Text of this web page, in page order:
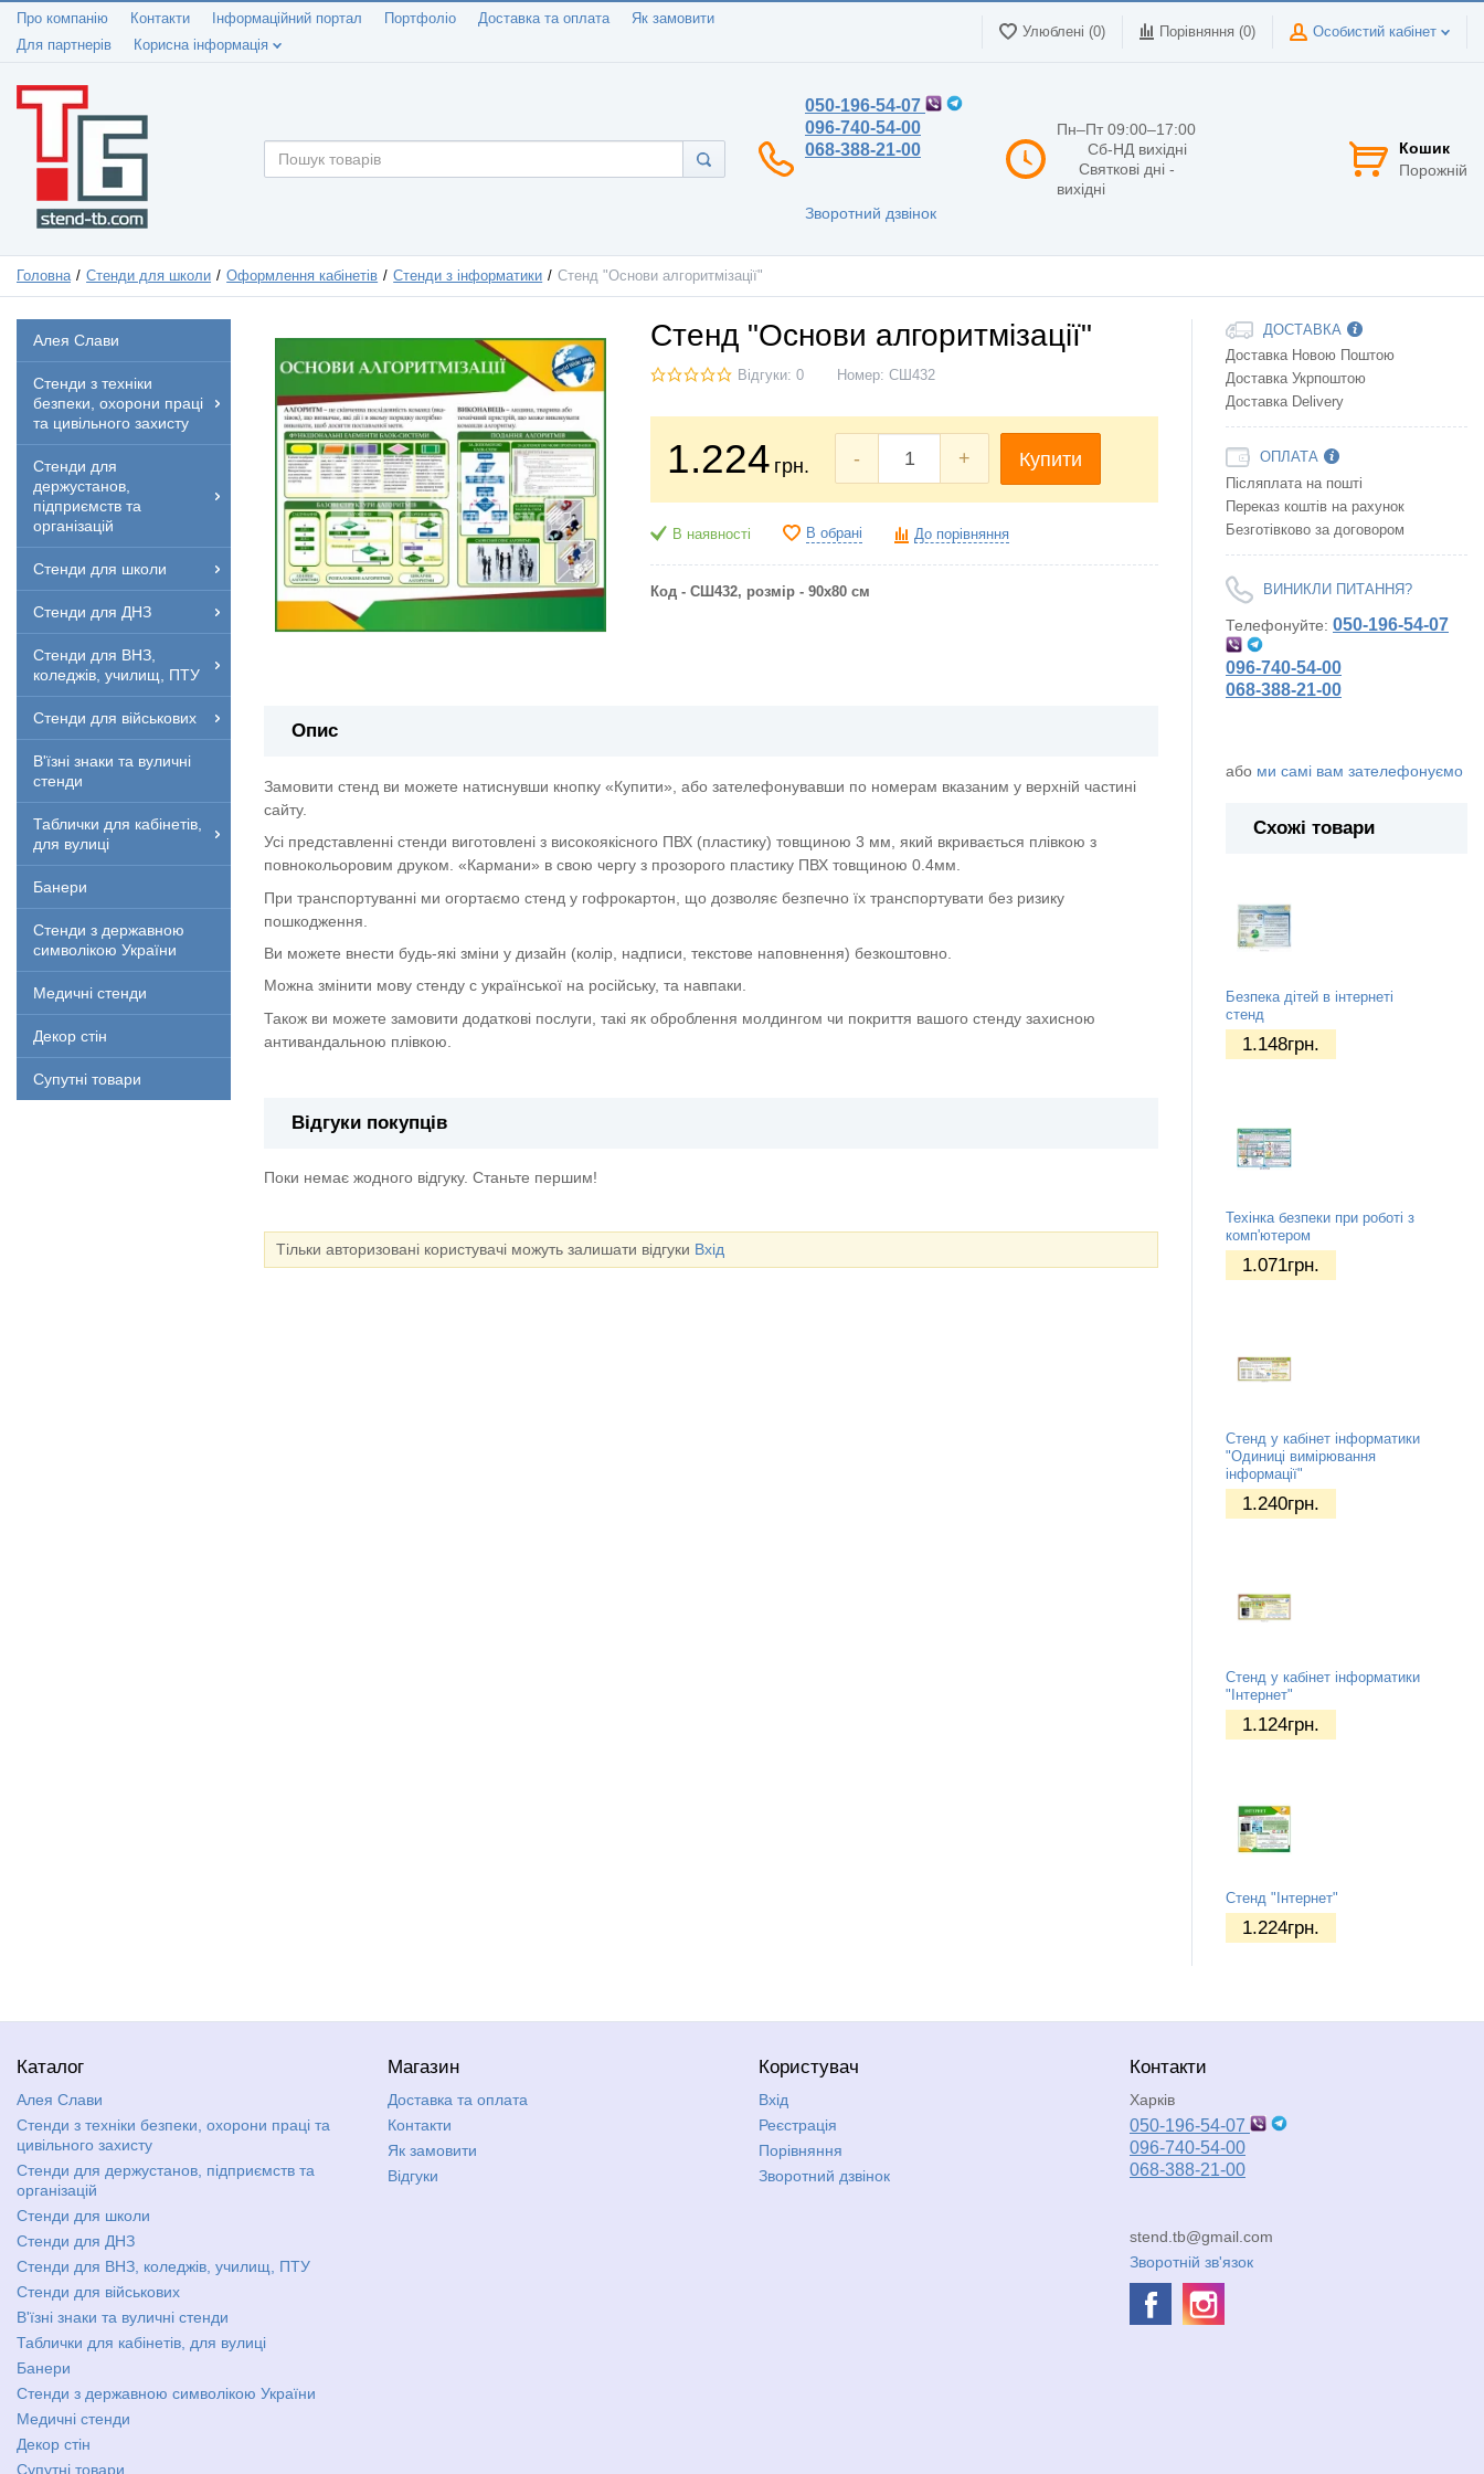
Про компанію Контакти Інформаційний портал Портфоліо Доставка та оплата
Як замовити
Для партнерів
Корисна інформація
Улюблені (0) Порівняння (0) Особистий кабінет
050-196-54-07
096-740-54-00
068-388-21-00
Зворотний дзвінок
Пн–Пт 09:00–17:00
Сб-НД вихідні
Святкові дні -
вихідні
Кошик
Порожній
Головна Стенди для школи Оформлення кабінетів Стенди з інформатики Стенд "Основи алгоритмізації"
Алея Слави
Стенди з техніки
безпеки, охорони праці
та цивільного захисту
Стенди для
держустанов,
підприємств та
організацій
Стенди для школи
Стенди для ДНЗ
Стенди для ВНЗ,
коледжів, училищ, ПТУ
Стенди для військових
В'їзні знаки та вуличні
стенди
Таблички для кабінетів,
для вулиці
Банери
Стенди з державною
символікою України
Медичні стенди
Декор стін
Супутні товари
Стенд "Основи алгоритмізації"
Відгуки: 0 Номер: СШ432
1.224 грн. - + Купити
В наявності В обрані До порівняння
Код - СШ432, розмір - 90х80 см
Опис
Замовити стенд ви можете натиснувши кнопку «Купити», або зателефонувавши по номерам вказаним у верхній частині
сайту.
Усі представленні стенди виготовлені з високоякісного ПВХ (пластику) товщиною 3 мм, який вкривається плівкою з
повнокольоровим друком. «Кармани» в свою чергу з прозорого пластику ПВХ товщиною 0.4мм.
При транспортуванні ми огортаємо стенд у гофрокартон, що дозволяє безпечно їх транспортувати без ризику
пошкодження.
Ви можете внести будь-які зміни у дизайн (колір, надписи, текстове наповнення) безкоштовно.
Можна змінити мову стенду с української на російську, та навпаки.
Також ви можете замовити додаткові послуги, такі як оброблення молдингом чи покриття вашого стенду захисною
антивандальною плівкою.
Відгуки покупців
Поки немає жодного відгуку. Станьте першим!
Тільки авторизовані користувачі можуть залишати відгуки Вхід
ДОСТАВКА
Доставка Новою Поштою
Доставка Укрпоштою
Доставка Delivery
ОПЛАТА
Післяплата на пошті
Переказ коштів на рахунок
Безготівково за договором
ВИНИКЛИ ПИТАННЯ?
Телефонуйте: 050-196-54-07
096-740-54-00
068-388-21-00
або ми самі вам зателефонуємо
Схожі товари
Безпека дітей в інтернеті
стенд
1.148грн.
Техінка безпеки при роботі з
комп'ютером
1.071грн.
Стенд у кабінет інформатики
"Одиниці вимірювання
інформації"
1.240грн.
Стенд у кабінет інформатики
"Інтернет"
1.124грн.
Стенд "Інтернет"
1.224грн.
Каталог
Алея Слави
Стенди з техніки безпеки, охорони праці та
цивільного захисту
Стенди для держустанов, підприємств та
організацій
Стенди для школи
Стенди для ДНЗ
Стенди для ВНЗ, коледжів, училищ, ПТУ
Стенди для військових
В'їзні знаки та вуличні стенди
Таблички для кабінетів, для вулиці
Банери
Стенди з державною символікою України
Медичні стенди
Декор стін
Супутні товари
Магазин
Доставка та оплата
Контакти
Як замовити
Відгуки
Користувач
Вхід
Реєстрація
Порівняння
Зворотний дзвінок
Контакти
Харків
050-196-54-07
096-740-54-00
068-388-21-00
stend.tb@gmail.com
Зворотній зв'язок